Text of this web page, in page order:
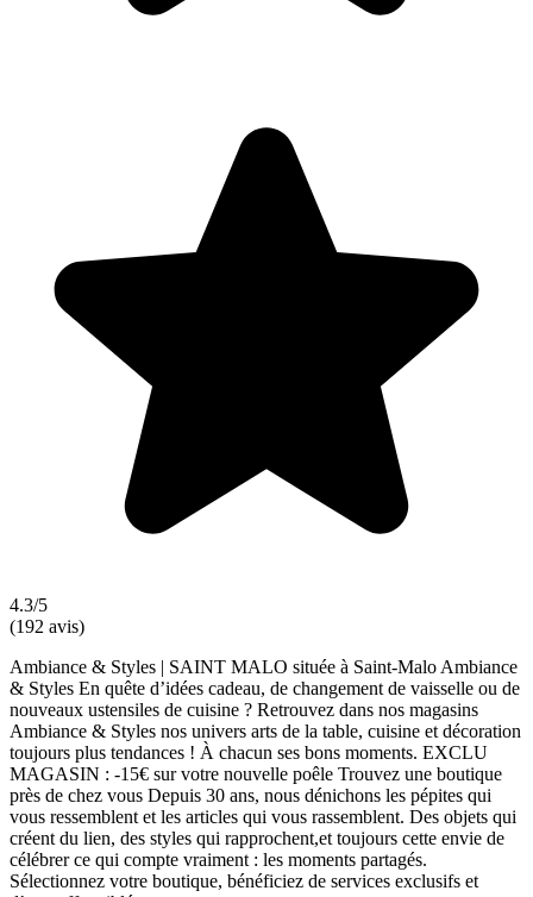
4.3/5
(192 avis)
Ambiance & Styles | SAINT MALO située à Saint-Malo Ambiance
& Styles En quête d’idées cadeau, de changement de vaisselle ou de
nouveaux ustensiles de cuisine ? Retrouvez dans nos magasins
Ambiance & Styles nos univers arts de la table, cuisine et décoration
toujours plus tendances ! À chacun ses bons moments. EXCLU
MAGASIN : -15€ sur votre nouvelle poêle Trouvez une boutique
près de chez vous Depuis 30 ans, nous dénichons les pépites qui
vous ressemblent et les articles qui vous rassemblent. Des objets qui
créent du lien, des styles qui rapprochent,et toujours cette envie de
célébrer ce qui compte vraiment : les moments partagés.
Sélectionnez votre boutique, bénéficiez de services exclusifs et